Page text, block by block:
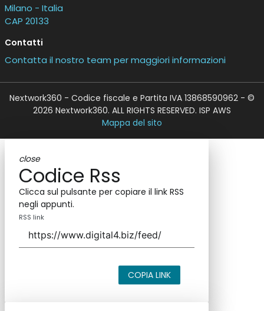
Milano - Italia
CAP 20133
Contatti
Contatta il nostro team per maggiori informazioni
Nextwork360 - Codice fiscale e Partita IVA 13868590962 - ©
2026 Nextwork360. ALL RIGHTS RESERVED. ISP AWS
Mappa del sito
close
Codice Rss
Clicca sul pulsante per copiare il link RSS
negli appunti.
RSS link
COPIA LINK